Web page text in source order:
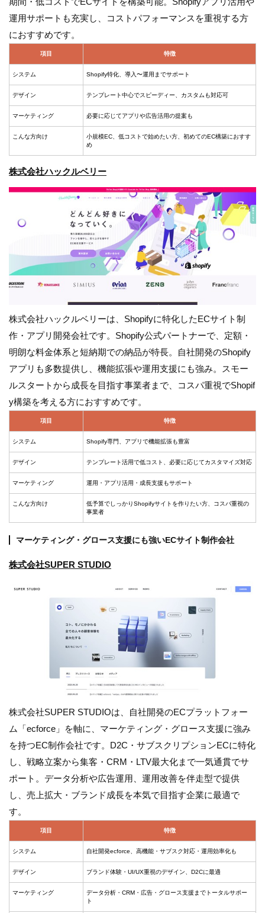
運用サポートも充実し、コストパフォーマンスを重視する方
におすすめです。
項目 特徴
システム Shopify特化、導入〜運用までサポート
デザイン テンプレート中心でスピーディー、カスタムも対応可
マーケティング 必要に応じてアプリや広告活用の提案も
こんな方向け
小規模EC、低コストで始めたい方、初めてのEC構築におすす
め
株式会社ハックルベリー
株式会社ハックルベリーは、Shopifyに特化したECサイト制
作・アプリ開発会社です。Shopify公式パートナーで、定額・
明朗な料金体系と短納期での納品が特長。自社開発のShopify
アプリも多数提供し、機能拡張や運用支援にも強み。スモー
ルスタートから成長を目指す事業者まで、コスパ重視でShopif
y構築を考える方におすすめです。
項目 特徴
システム Shopify専門、アプリで機能拡張も豊富
デザイン テンプレート活用で低コスト、必要に応じてカスタマイズ対応
マーケティング 運用・アプリ活用・成長支援もサポート
こんな方向け
低予算でしっかりShopifyサイトを作りたい方、コスパ重視の
事業者
マーケティング・グロース支援にも強いECサイト制作会社
株式会社SUPER STUDIO
株式会社SUPER STUDIOは、自社開発のECプラットフォー
ム「ecforce」を軸に、マーケティング・グロース支援に強み
を持つEC制作会社です。D2C・サブスクリプションECに特化
し、戦略立案から集客・CRM・LTV最大化まで一気通貫でサ
ポート。データ分析や広告運用、運用改善を伴走型で提供
し、売上拡大・ブランド成長を本気で目指す企業に最適で
す。
項目 特徴
システム 自社開発ecforce、高機能・サブスク対応・運用効率化も
デザイン ブランド体験・UI/UX重視のデザイン、D2Cに最適
マーケティング
データ分析・CRM・広告・グロース支援までトータルサポー
ト